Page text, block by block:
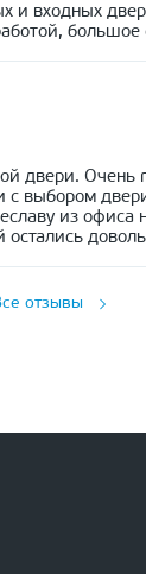
и входных
большое
двери. Очень
с выбором
из офиса
остались
отзывы